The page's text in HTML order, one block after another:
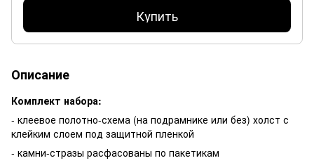
Купить
Описание
Комплект набора:
- клеевое полотно-схема (на подрамнике или без) холст с
клейким слоем под защитной пленкой
- камни-стразы расфасованы по пакетикам